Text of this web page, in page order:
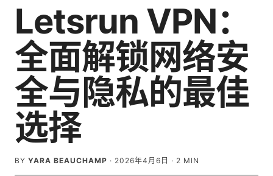
Letsrun VPN：
全面解锁网络安
全与隐私的最佳
选择
BY YARA BEAUCHAMP · 2026年4月6日 · 2 MIN